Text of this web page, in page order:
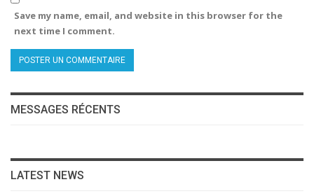
Save my name, email, and website in this browser for the
next time I comment.
MESSAGES RÉCENTS
LATEST NEWS